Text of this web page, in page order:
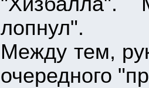
лопнул".
Между тем,
очередного